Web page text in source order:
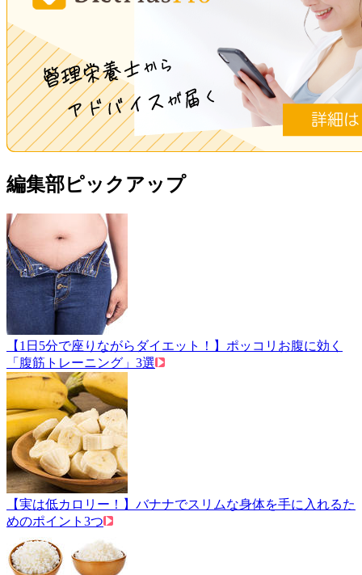
編集部ピックアップ
【1日5分で座りながらダイエット！】ポッコリお腹に効く
「腹筋トレーニング」3選
【実は低カロリー！】バナナでスリムな身体を手に入れるた
めのポイント3つ